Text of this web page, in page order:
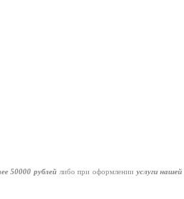
50000 рублей либо при оформлении услуги нашей